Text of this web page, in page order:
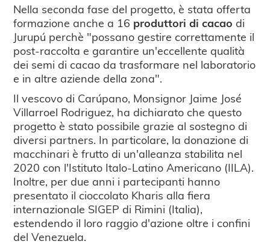
Nella seconda fase del progetto, è stata offerta
formazione anche a 16 produttori di cacao di
Jurupú perchè "possano gestire correttamente il
post-raccolta e garantire un'eccellente qualità
dei semi di cacao da trasformare nel laboratorio
e in altre aziende della zona".
Il vescovo di Carúpano, Monsignor Jaime José
Villarroel Rodriguez, ha dichiarato che questo
progetto è stato possibile grazie al sostegno di
diversi partners. In particolare, la donazione di
macchinari è frutto di un'alleanza stabilita nel
2020 con l'Istituto Italo-Latino Americano (IILA).
Inoltre, per due anni i partecipanti hanno
presentato il cioccolato Kharis alla fiera
internazionale SIGEP di Rimini (Italia),
estendendo il loro raggio d'azione oltre i confini
del Venezuela.